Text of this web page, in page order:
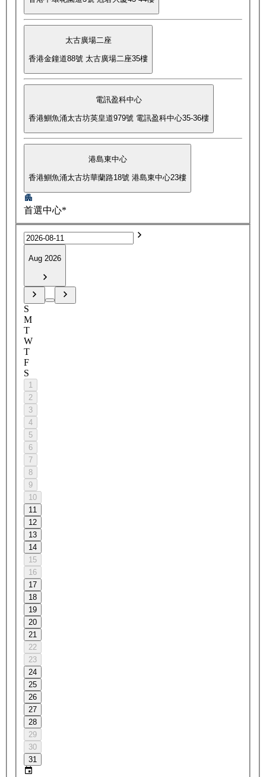
太古廣場二座
香港金鐘道88號 太古廣場二座35樓
電訊盈科中心
香港鰂魚涌太古坊英皇道979號 電訊盈科中心35-36樓
港島東中心
香港鰂魚涌太古坊華蘭路18號 港島東中心23樓
首選中心*
Aug 2026
S
M
T
W
T
F
S
1
2
3
4
5
6
7
8
9
10
11
12
13
14
15
16
17
18
19
20
21
22
23
24
25
26
27
28
29
30
31